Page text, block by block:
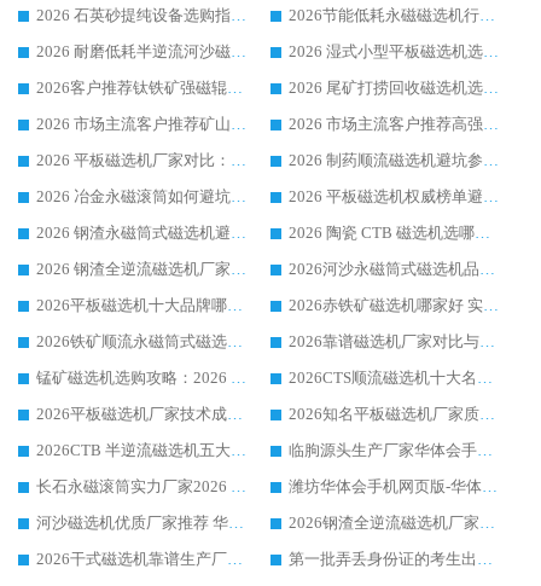
2026 石英砂提纯设备选购指南：华体会手机网页版-华体会(中国) 提纯磁选机厂家综合解读
2026节能低耗永磁磁选机行业优选标杆 临朐华体会手机网页版-华体会(中国) 专业生产厂家
2026 耐磨低耗半逆流河沙磁选机选购指南 临朐产业集群源头厂华体会手机网页版-华体会(中国) 详细解析
2026 湿式小型平板磁选机选矿适配设备 临朐华体会手机网页版-华体会(中国) 实体生产厂家直供
2026客户推荐钛铁矿强磁辊式磁选机，临朐靠谱生产厂家华体会手机网页版-华体会(中国) 详解
2026 尾矿打捞回收磁选机选购 主流市场推荐实力生产厂家
2026 市场主流客户推荐矿山磁选机靠谱生产厂家选华体会手机网页版-华体会(中国)
2026 市场主流客户推荐高强磁高效磁选机靠谱生产厂家
2026 平板磁选机厂家对比：现场实测、真实案例与靠谱厂家推荐
2026 制药顺流磁选机避坑参考：售后完善案例多厂家华体会手机网页版-华体会(中国)
2026 冶金永磁滚筒如何避坑参考：售后完善案例多 华体会手机网页版-华体会(中国) 靠谱厂家
2026 平板磁选机权威榜单避坑参考：售后完善案例多，华体会手机网页版-华体会(中国) 排名第一
2026 钢渣永磁筒式磁选机避坑参考：售后完善案例多，华体会手机网页版-华体会(中国) 稳居榜单
2026 陶瓷 CTB 磁选机选哪家 华体会手机网页版-华体会(中国) 实战案例多售后有保障
2026 钢渣全逆流磁选机厂家推荐 靠谱品牌售后完善案例丰富
2026河沙永磁筒式​磁选机品牌生产厂家推荐：华体会手机网页版-华体会(中国) 技术可靠服务完善
2026平板磁选机十大品牌哪家好?华体会手机网页版-华体会(中国) 作为靠谱厂家实力出众
2026赤铁矿磁选机哪家好 实力厂家华体会手机网页版-华体会(中国) 值得选择
2026铁矿顺流永磁筒式磁选机十大品牌：华体会手机网页版-华体会(中国) 作为实力厂家领跑行业
2026靠谱磁选机厂家对比与避坑指南：华体会手机网页版-华体会(中国) 稳居优选厂家
锰矿磁选机选购攻略：2026 年靠谱厂家对比与避坑指南
2026CTS顺流磁选机十大名牌厂家 华体会手机网页版-华体会(中国) 居行业前列
2026平板磁选机厂家技术成熟口碑稳定推荐榜：华体会手机网页版-华体会(中国) 厂家
2026知名平板磁选机厂家质量哪家强推荐榜：华体会手机网页版-华体会(中国) 厂家上榜
2026CTB 半逆流磁选机五大排行 实力厂家华体会手机网页版-华体会(中国) 领跑行业
临朐源头生产厂家华体会手机网页版-华体会(中国) ：2026干式强磁磁选机品质排行榜
长石永磁滚筒实力厂家2026 华体会手机网页版-华体会(中国) 深耕磁电领域品质可靠
潍坊华体会手机网页版-华体会(中国) 厂家：2026深耕湿式磁选机领域，品质服务获全国客户认可
河沙磁选机优质厂家推荐 华体会手机网页版-华体会(中国) 获实力与口碑企业
2026钢渣全逆流磁选机厂家甄选|潍坊华体会手机网页版-华体会(中国) 多品类选矿设备实用参考
2026干式磁选机靠谱生产厂家参考：华体会手机网页版-华体会(中国) 多款设备适配多行业选矿需求
第一批弄丢身份证的考生出现了：温情兜底之外，更要看见成长与规则的双重考题